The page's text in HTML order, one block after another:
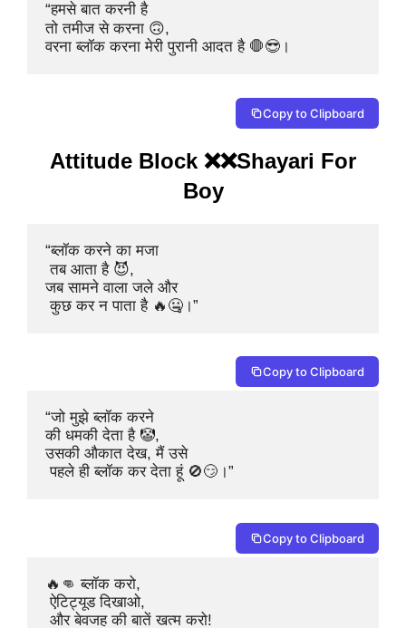
“हमसे बात करनी है
तो तमीज से करना 🙃,
वरना ब्लॉक करना मेरी पुरानी आदत है 🛑😎।
Copy to Clipboard
Attitude Block ❌❌Shayari For
Boy
“ब्लॉक करने का मजा
तब आता है 😈,
जब सामने वाला जले और
कुछ कर न पाता है 🔥🤐।”
Copy to Clipboard
“जो मुझे ब्लॉक करने
की धमकी देता है 🤡,
उसकी औकात देख, मैं उसे
पहले ही ब्लॉक कर देता हूं 🚫😏।”
Copy to Clipboard
🔥👊 ब्लॉक करो,
ऐटिट्यूड दिखाओ,